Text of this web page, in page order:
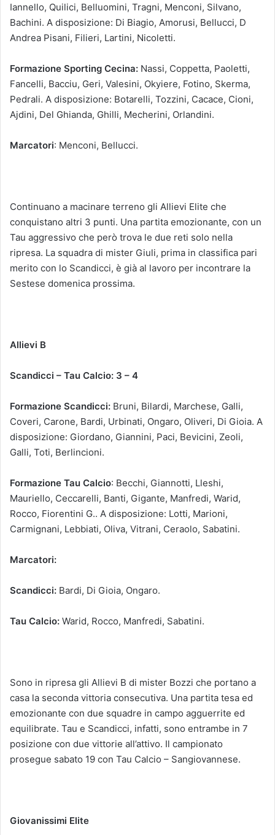
Iannello, Quilici, Belluomini, Tragni, Menconi, Silvano,
Bachini. A disposizione: Di Biagio, Amorusi, Bellucci, D
Andrea Pisani, Filieri, Lartini, Nicoletti.
Formazione Sporting Cecina: Nassi, Coppetta, Paoletti,
Fancelli, Bacciu, Geri, Valesini, Okyiere, Fotino, Skerma,
Pedrali. A disposizione: Botarelli, Tozzini, Cacace, Cioni,
Ajdini, Del Ghianda, Ghilli, Mecherini, Orlandini.
Marcatori: Menconi, Bellucci.
Continuano a macinare terreno gli Allievi Elite che
conquistano altri 3 punti. Una partita emozionante, con un
Tau aggressivo che però trova le due reti solo nella
ripresa. La squadra di mister Giuli, prima in classifica pari
merito con lo Scandicci, è già al lavoro per incontrare la
Sestese domenica prossima.
Allievi B
Scandicci – Tau Calcio: 3 – 4
Formazione Scandicci: Bruni, Bilardi, Marchese, Galli,
Coveri, Carone, Bardi, Urbinati, Ongaro, Oliveri, Di Gioia. A
disposizione: Giordano, Giannini, Paci, Bevicini, Zeoli,
Galli, Toti, Berlincioni.
Formazione Tau Calcio: Becchi, Giannotti, Lleshi,
Mauriello, Ceccarelli, Banti, Gigante, Manfredi, Warid,
Rocco, Fiorentini G.. A disposizione: Lotti, Marioni,
Carmignani, Lebbiati, Oliva, Vitrani, Ceraolo, Sabatini.
Marcatori:
Scandicci: Bardi, Di Gioia, Ongaro.
Tau Calcio: Warid, Rocco, Manfredi, Sabatini.
Sono in ripresa gli Allievi B di mister Bozzi che portano a
casa la seconda vittoria consecutiva. Una partita tesa ed
emozionante con due squadre in campo agguerrite ed
equilibrate. Tau e Scandicci, infatti, sono entrambe in 7
posizione con due vittorie all’attivo. Il campionato
prosegue sabato 19 con Tau Calcio – Sangiovannese.
Giovanissimi Elite